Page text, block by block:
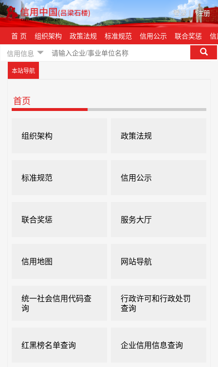
登录 | 注册
首 页 组织架构 政策法规 标准规范 信用公示 联合奖惩
信用信息
本站导航
首页
组织架构 政策法规
标准规范 信用公示
联合奖惩 服务大厅
信用地图 网站导航
统一社会信用代码查
询
行政许可和行政处罚
查询
红黑榜名单查询 企业信用信息查询